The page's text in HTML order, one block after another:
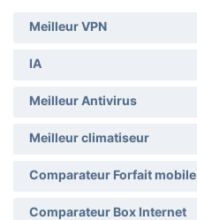
Meilleur VPN
IA
Meilleur Antivirus
Meilleur climatiseur
Comparateur Forfait mobile
Comparateur Box Internet